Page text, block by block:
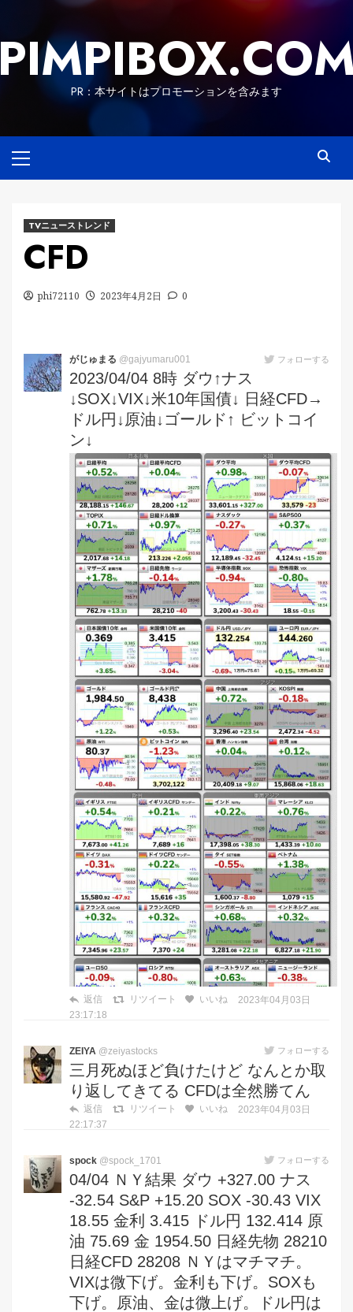
content
PR：本サイトはプロモーションを含みます
Menu
TVニューストレンド
CFD
phi72110 2023年4月2日 0
がじゅまる @gajyumaru001 フォローする
2023/04/04 8時 ダウ↑ナス
↓SOX↓VIX↓米10年国債↓ 日経CFD→
ドル円↓原油↓ゴールド↑ ビットコイ
ン↓
返信 リツイート いいね
2023年04月03日
23:17:18
ZEIYA @zeiyastocks フォローする
三月死ぬほど負けたけど なんとか取
り返してきてる CFDは全然勝てん
返信 リツイート いいね
2023年04月03日
22:17:37
spock @spock_1701 フォローする
04/04 ＮＹ結果 ダウ +327.00 ナス
-32.54 S&P +15.20 SOX -30.43 VIX
18.55 金利 3.415 ドル円 132.414 原
油 75.69 金 1954.50 日経先物 28210
日経CFD 28208 ＮＹはマチマチ。
VIXは微下げ。金利も下げ。SOXも
下げ。原油、金は微上げ。ドル円は